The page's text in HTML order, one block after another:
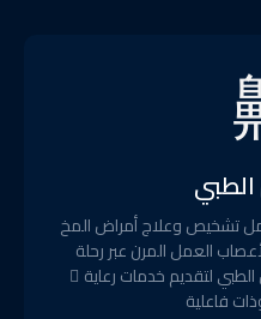
تشخيص وعلاج أمراض المخ
العمل المرن عبر رحلة
لتقديم خدمات رعاية
فاعلية